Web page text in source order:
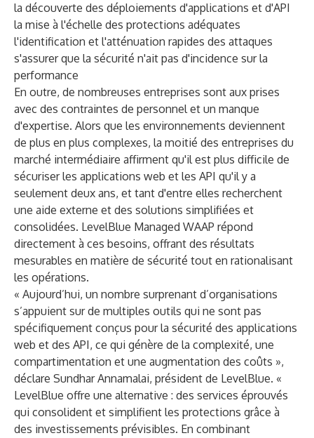
la découverte des déploiements d'applications et d'API
la mise à l'échelle des protections adéquates
l'identification et l'atténuation rapides des attaques
s'assurer que la sécurité n'ait pas d'incidence sur la
performance
En outre, de nombreuses entreprises sont aux prises
avec des contraintes de personnel et un manque
d'expertise. Alors que les environnements deviennent
de plus en plus complexes, la moitié des entreprises du
marché intermédiaire affirment qu'il est plus difficile de
sécuriser les applications web et les API qu'il y a
seulement deux ans, et tant d'entre elles recherchent
une aide externe et des solutions simplifiées et
consolidées. LevelBlue Managed WAAP répond
directement à ces besoins, offrant des résultats
mesurables en matière de sécurité tout en rationalisant
les opérations.
« Aujourd’hui, un nombre surprenant d’organisations
s’appuient sur de multiples outils qui ne sont pas
spécifiquement conçus pour la sécurité des applications
web et des API, ce qui génère de la complexité, une
compartimentation et une augmentation des coûts »,
déclare Sundhar Annamalai, président de LevelBlue. «
LevelBlue offre une alternative : des services éprouvés
qui consolident et simplifient les protections grâce à
des investissements prévisibles. En combinant